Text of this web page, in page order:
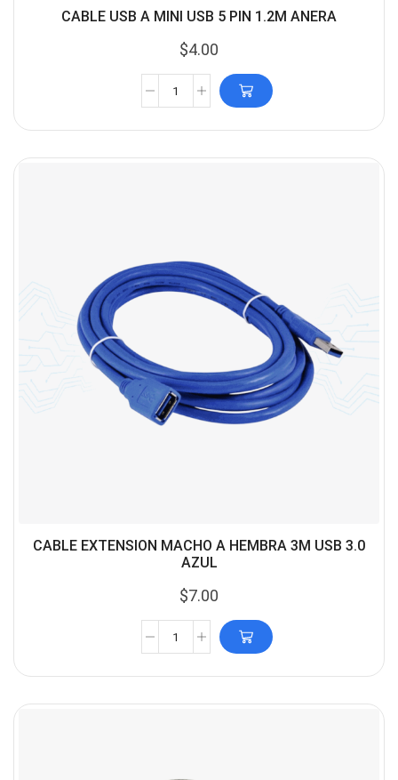
CABLE USB A MINI USB 5 PIN 1.2M ANERA
$4.00
CABLE EXTENSION MACHO A HEMBRA 3M USB 3.0
AZUL
$7.00